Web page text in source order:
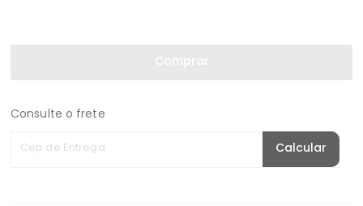
Consulte o frete
Cep de Entrega Calcular